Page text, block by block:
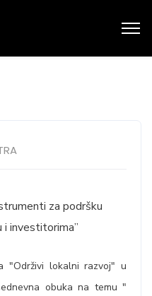
za podršku
investitorima”
"Održivi lokalni razvoj" u
obuka na temu "